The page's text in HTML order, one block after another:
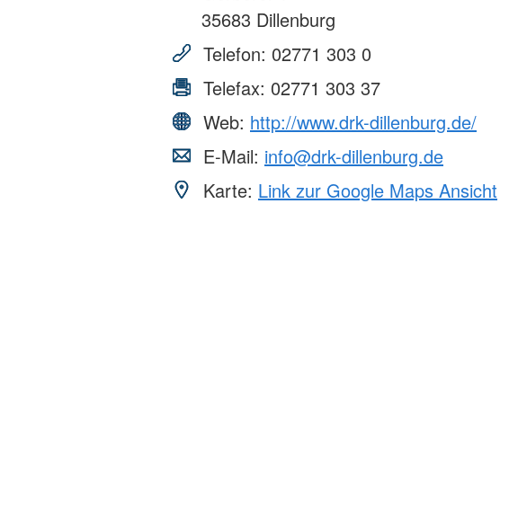
35683 Dillenburg
Telefon: 02771 303 0
Telefax: 02771 303 37
Web: http://www.drk-dillenburg.de/
E-Mail: info@drk-dillenburg.de
Karte: Link zur Google Maps Ansicht